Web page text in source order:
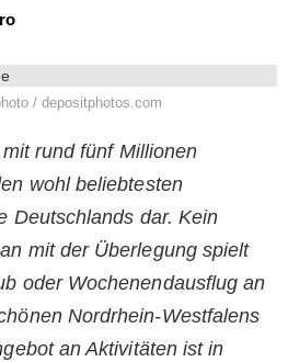
/ depositphotos.com
rund fünf Millionen
wohl beliebtesten
Deutschlands dar. Kein
mit der Überlegung spielt
oder Wochenendausflug an
Nordrhein-Westfalens
an Aktivitäten ist in